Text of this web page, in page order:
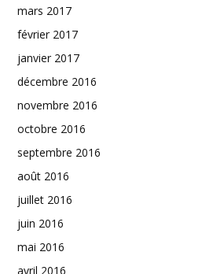
mars 2017
février 2017
janvier 2017
décembre 2016
novembre 2016
octobre 2016
septembre 2016
août 2016
juillet 2016
juin 2016
mai 2016
avril 2016